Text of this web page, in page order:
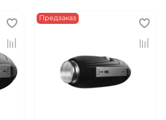
Предзаказ